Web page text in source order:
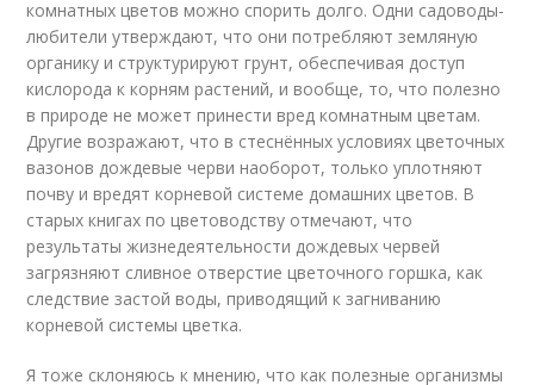
комнатных цветов можно спорить долго. Одни садоводы-
любители утверждают, что они потребляют земляную
органику и структурируют грунт, обеспечивая доступ
кислорода к корням растений, и вообще, то, что полезно
в природе не может принести вред комнатным цветам.
Другие возражают, что в стеснённых условиях цветочных
вазонов дождевые черви наоборот, только уплотняют
почву и вредят корневой системе домашних цветов. В
старых книгах по цветоводству отмечают, что
результаты жизнедеятельности дождевых червей
загрязняют сливное отверстие цветочного горшка, как
следствие застой воды, приводящий к загниванию
корневой системы цветка.
Я тоже склоняюсь к мнению, что как полезные организмы